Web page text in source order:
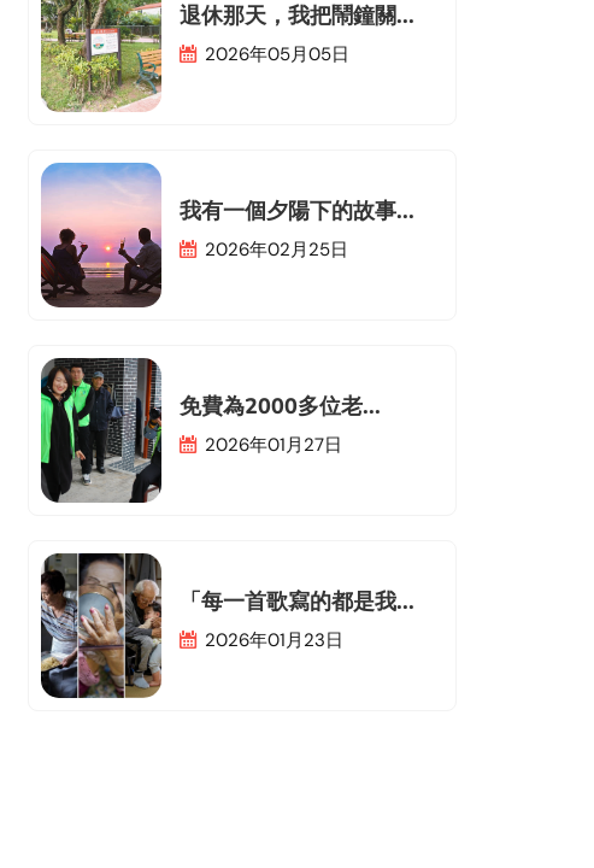
退休那天，我把鬧鐘關...
2026年05月05日
我有一個夕陽下的故事...
2026年02月25日
免費為2000多位老...
2026年01月27日
「每一首歌寫的都是我...
2026年01月23日